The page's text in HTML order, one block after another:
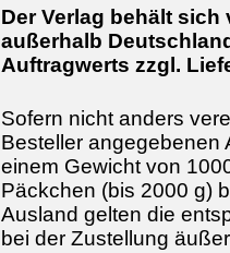
Der Verlag behält
außerhalb
Auftragwerts zzgl.
Sofern nicht anders
Besteller angegebenen
einem Gewicht von
Päckchen (bis 2000 g)
Ausland gelten die
bei der Zustellung